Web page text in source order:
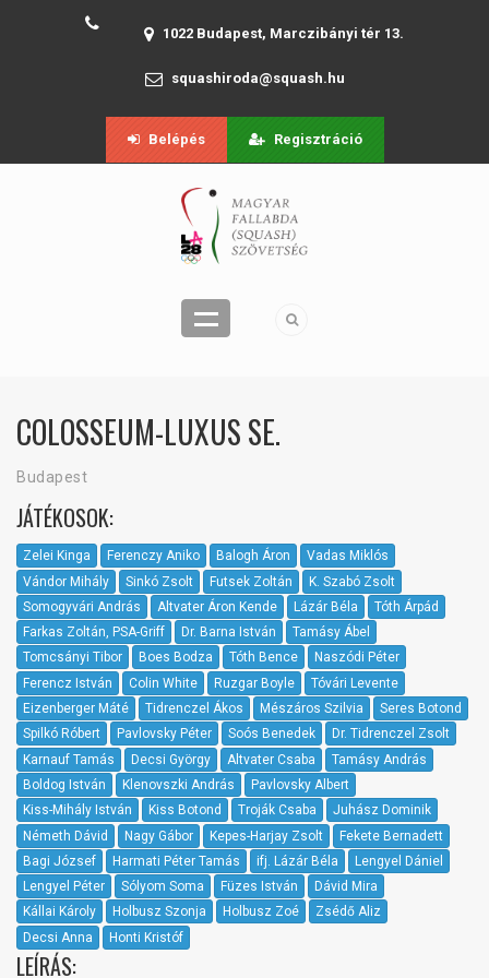
1022 Budapest, Marczibányi tér 13.
squashiroda@squash.hu
Belépés Regisztráció
COLOSSEUM-LUXUS SE.
Budapest
JÁTÉKOSOK:
Zelei Kinga Ferenczy Aniko Balogh Áron
Vadas Miklós
Vándor Mihály
Sinkó Zsolt Futsek Zoltán
K. Szabó Zsolt
Somogyvári András
Altvater Áron Kende Lázár Béla
Tóth Árpád
Farkas Zoltán, PSA-Griff
Dr. Barna István
Tamásy Ábel
Tomcsányi Tibor
Boes Bodza Tóth Bence
Naszódi Péter
Ferencz István
Colin White Ruzgar Boyle
Tóvári Levente
Eizenberger Máté
Tidrenczel Ákos Mészáros Szilvia
Seres Botond
Spilkó Róbert
Pavlovsky Péter Soós Benedek
Dr. Tidrenczel Zsolt
Karnauf Tamás
Decsi György Altvater Csaba
Tamásy András
Boldog István
Klenovszki András
Pavlovsky Albert
Kiss-Mihály István
Kiss Botond Troják Csaba
Juhász Dominik
Németh Dávid
Nagy Gábor Kepes-Harjay Zsolt
Fekete Bernadett
Bagi József
Harmati Péter Tamás ifj. Lázár Béla
Lengyel Dániel
Lengyel Péter
Sólyom Soma Füzes István
Dávid Mira
Kállai Károly
Holbusz Szonja Holbusz Zoé
Zsédő Aliz
Decsi Anna
Honti Kristóf
LEÍRÁS: